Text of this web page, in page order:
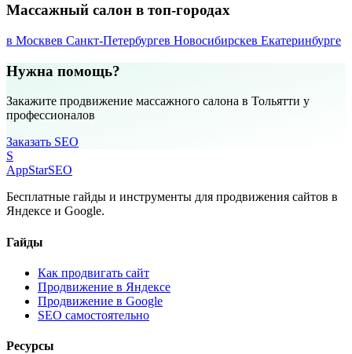
Массажный салон в топ-городах
в Москвев Санкт-Петербургев Новосибирскев Екатеринбурге
Нужна помощь?
Закажите продвижение массажного салона в Тольятти у
профессионалов
Заказать SEO
S
AppStarSEO
Бесплатные гайды и инструменты для продвижения сайтов в
Яндексе и Google.
Гайды
Как продвигать сайт
Продвижение в Яндексе
Продвижение в Google
SEO самостоятельно
Ресурсы